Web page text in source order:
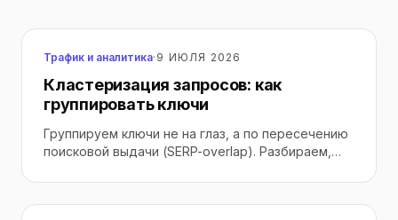
Трафик и аналитика· 9 ИЮЛЯ 2026
Кластеризация запросов: как
группировать ключи
Группируем ключи не на глаз, а по пересечению
поисковой выдачи (SERP-overlap). Разбираем,
каннибализирует страницы и где склейка
интентов крадёт коммерческий трафик.